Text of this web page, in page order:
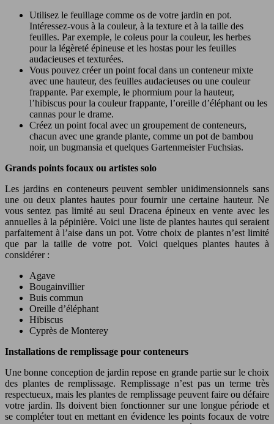
Utilisez le feuillage comme os de votre jardin en pot.
Intéressez-vous à la couleur, à la texture et à la taille des
feuilles. Par exemple, le coleus pour la couleur, les herbes
pour la légèreté épineuse et les hostas pour les feuilles
audacieuses et texturées.
Vous pouvez créer un point focal dans un conteneur mixte
avec une hauteur, des feuilles audacieuses ou une couleur
frappante. Par exemple, le phormium pour la hauteur,
l’hibiscus pour la couleur frappante, l’oreille d’éléphant ou les
cannas pour le drame.
Créez un point focal avec un groupement de conteneurs,
chacun avec une grande plante, comme un pot de bambou
noir, un bugmansia et quelques Gartenmeister Fuchsias.
Grands points focaux ou artistes solo
Les jardins en conteneurs peuvent sembler unidimensionnels sans
une ou deux plantes hautes pour fournir une certaine hauteur. Ne
vous sentez pas limité au seul Dracena épineux en vente avec les
annuelles à la pépinière. Voici une liste de plantes hautes qui seraient
parfaitement à l’aise dans un pot. Votre choix de plantes n’est limité
que par la taille de votre pot. Voici quelques plantes hautes à
considérer :
Agave
Bougainvillier
Buis commun
Oreille d’éléphant
Hibiscus
Cyprès de Monterey
Installations de remplissage pour conteneurs
Une bonne conception de jardin repose en grande partie sur le choix
des plantes de remplissage. Remplissage n’est pas un terme très
respectueux, mais les plantes de remplissage peuvent faire ou défaire
votre jardin. Ils doivent bien fonctionner sur une longue période et
se compléter tout en mettant en évidence les points focaux de votre